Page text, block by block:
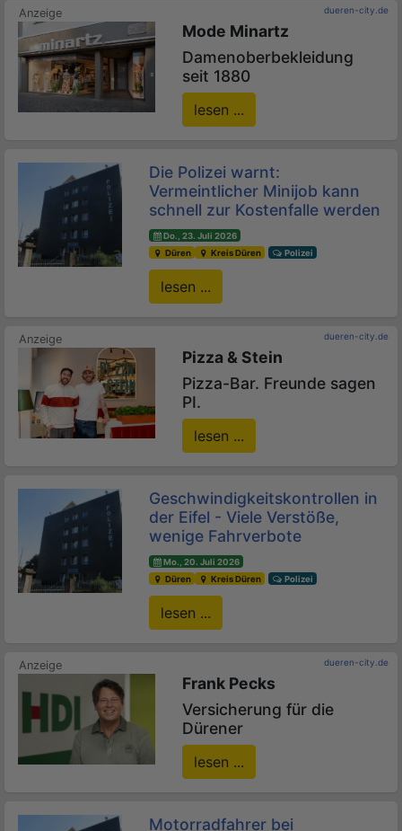
dueren-city.de
Mode Minartz
Damenoberbekleidung
seit 1880
lesen ...
Die Polizei warnt:
Vermeintlicher Minijob kann
schnell zur Kostenfalle werden
Do., 23. Juli 2026
Düren
Kreis Düren Polizei
lesen ...
dueren-city.de
Pizza & Stein
Pizza-Bar. Freunde sagen
PI.
lesen ...
Geschwindigkeitskontrollen in
der Eifel - Viele Verstöße,
wenige Fahrverbote
Mo., 20. Juli 2026
Düren
Kreis Düren Polizei
lesen ...
dueren-city.de
Frank Pecks
Versicherung für die
Dürener
lesen ...
Motorradfahrer bei